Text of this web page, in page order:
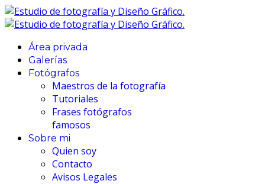
Área privada
Galerías
Fotógrafos
Maestros de la fotografía
Tutoriales
Frases fotógrafos
famosos
Sobre mi
Quien soy
Contacto
Avisos Legales